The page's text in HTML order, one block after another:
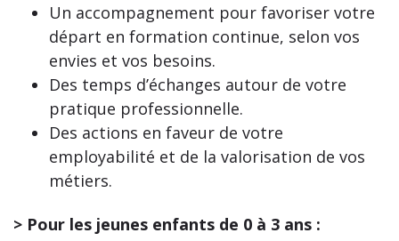
Un accompagnement pour favoriser votre
départ en formation continue, selon vos
envies et vos besoins.
Des temps d’échanges autour de votre
pratique professionnelle.
Des actions en faveur de votre
employabilité et de la valorisation de vos
métiers.
> Pour les jeunes enfants de 0 à 3 ans :